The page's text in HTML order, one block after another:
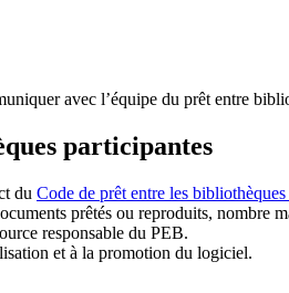
avec l’équipe du prêt entre
participantes
du Code de prêt entre les
prêtés ou reproduits, nombre
responsable du PEB.
et à la promotion du logiciel.